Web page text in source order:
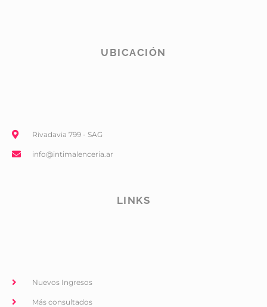
UBICACIÓN
Rivadavia 799 - SAG
info@intimalenceria.ar
LINKS
Nuevos Ingresos
Más consultados